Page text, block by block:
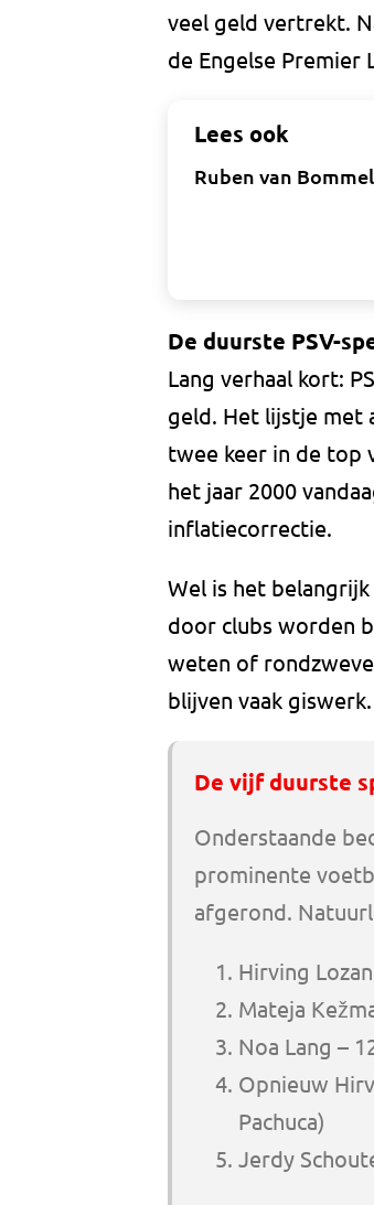
veel geld vertrekt.
de Engelse Premier
Lees ook
Ruben van
De duurste PSV-
Lang verhaal kort:
geld. Het lijstje met
twee keer in de top
het jaar 2000
inflatiecorrectie.
Wel is het
door clubs worden
weten of
blijven vaak giswerk.
De vijf duurste
Onderstaande
prominente
afgerond.
Hirving
Mateja
Noa Lang –
Opnieuw
Pachuca)
Jerdy